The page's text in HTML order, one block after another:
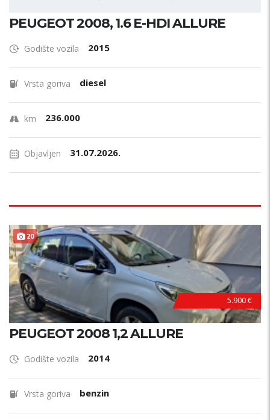
PEUGEOT 2008, 1.6 E-HDI ALLURE
Godište vozila 2015
Vrsta goriva diesel
km 236.000
Objavljen 31.07.2026.
20
5.900 €
PEUGEOT 2008 1,2 ALLURE
Godište vozila 2014
Vrsta goriva benzin